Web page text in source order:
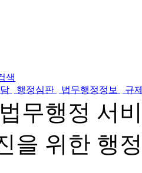
행정심판 법무행정정보 규
무행정 서
을 위한 행